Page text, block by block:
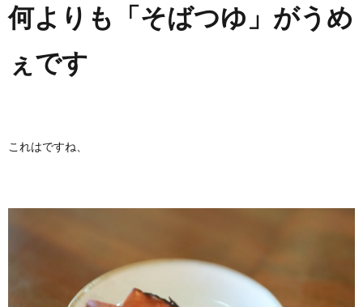
何よりも「そばつゆ」がうめ
ぇです
これはですね、